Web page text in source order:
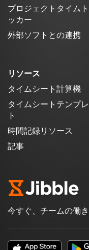
プロジェクトタイム
ッカー
外部ソフトとの連携
リソース
タイムシート計算機
タイムシートテンプ
ト
時間記録リソース
記事
今すぐ、チームの働